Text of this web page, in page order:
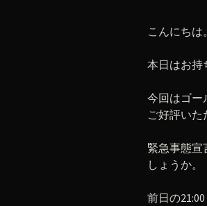
こんにちは。
本日はお持
今回はゴー
ご好評いた
緊急事態宣
しょうか。
前日の